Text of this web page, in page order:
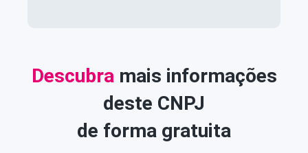
Descubramais informações
deste CNPJ
de forma gratuita